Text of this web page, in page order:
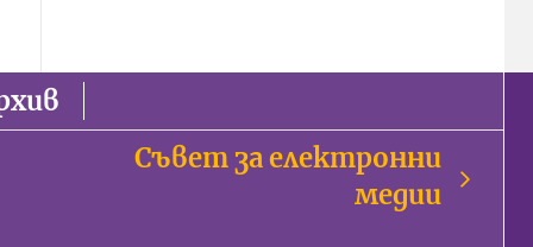
Съвет за електронни
медии